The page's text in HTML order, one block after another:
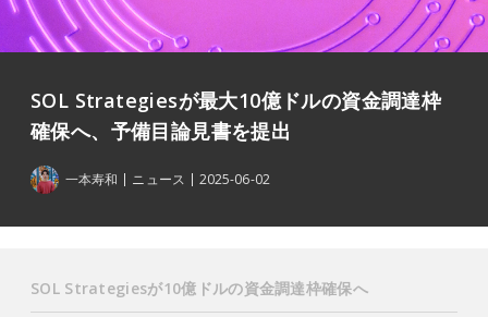
SOL Strategiesが最大10億ドルの資金調達枠
確保へ、予備目論見書を提出
一本寿和 ニュース 2025-06-02
SOL Strategiesが10億ドルの資金調達枠確保へ